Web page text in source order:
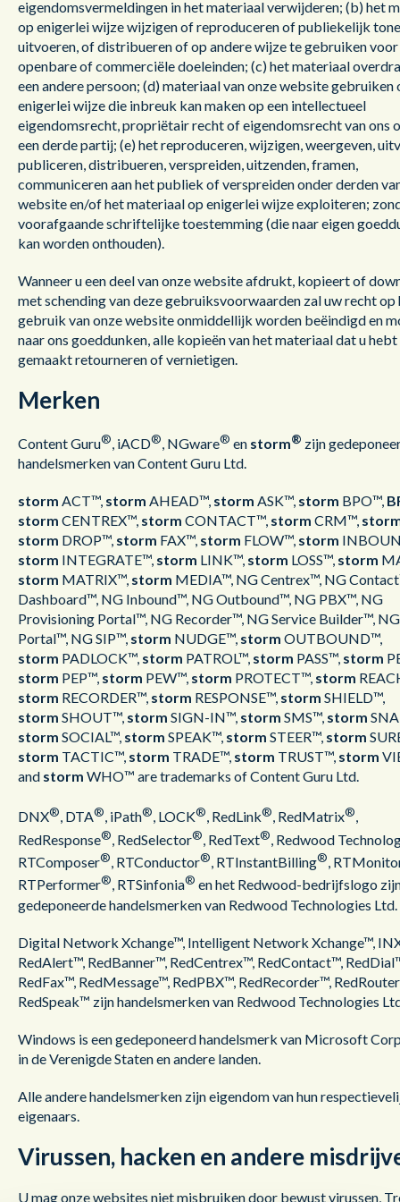
eigendomsvermeldingen in het materiaal verwijderen; (b) het
op enigerlei wijze wijzigen of reproduceren of publiekelijk
uitvoeren, of distribueren of op andere wijze te gebruiken voor
openbare of commerciële doeleinden; (c) het materiaal
een andere persoon; (d) materiaal van onze website gebruiken
enigerlei wijze die inbreuk kan maken op een intellectueel
eigendomsrecht, propriëtair recht of eigendomsrecht van ons
een derde partij; (e) het reproduceren, wijzigen, weergeven,
publiceren, distribueren, verspreiden, uitzenden, framen,
communiceren aan het publiek of verspreiden onder derden
website en/of het materiaal op enigerlei wijze exploiteren;
voorafgaande schriftelijke toestemming (die naar eigen
kan worden onthouden).
Wanneer u een deel van onze website afdrukt, kopieert of
met schending van deze gebruiksvoorwaarden zal uw recht op
gebruik van onze website onmiddellijk worden beëindigd en
naar ons goeddunken, alle kopieën van het materiaal dat u hebt
gemaakt retourneren of vernietigen.
Merken
Content Guru®, iACD®, NGware® en storm® zijn
handelsmerken van Content Guru Ltd.
storm ACT™, storm AHEAD™, storm ASK™, storm BPO™,
storm CENTREX™, storm CONTACT™, storm CRM™,
storm DROP™, storm FAX™, storm FLOW™, storm
storm INTEGRATE™, storm LINK™, storm LOSS™, storm
storm MATRIX™, storm MEDIA™, NG Centrex™, NG
Dashboard™, NG Inbound™, NG Outbound™, NG PBX™, NG
Provisioning Portal™, NG Recorder™, NG Service Builder™,
Portal™, NG SIP™, storm NUDGE™, storm OUTBOUND™,
storm PADLOCK™, storm PATROL™, storm PASS™, storm
storm PEP™, storm PEW™, storm PROTECT™, storm
storm RECORDER™, storm RESPONSE™, storm SHIELD™,
storm SHOUT™, storm SIGN-IN™, storm SMS™, storm
storm SOCIAL™, storm SPEAK™, storm STEER™, storm
storm TACTIC™, storm TRADE™, storm TRUST™, storm
and storm WHO™ are trademarks of Content Guru Ltd.
DNX®, DTA®, iPath®, LOCK®, RedLink®, RedMatrix®,
RedResponse®, RedSelector®, RedText®, Redwood
RTComposer®, RTConductor®, RTInstantBilling®,
RTPerformer®, RTSinfonia® en het Redwood-bedrijfslogo
gedeponeerde handelsmerken van Redwood Technologies Ltd.
Digital Network Xchange™, Intelligent Network Xchange™,
RedAlert™, RedBanner™, RedCentrex™, RedContact™,
RedFax™, RedMessage™, RedPBX™, RedRecorder™,
RedSpeak™ zijn handelsmerken van Redwood Technologies
Windows is een gedeponeerd handelsmerk van Microsoft
in de Verenigde Staten en andere landen.
Alle andere handelsmerken zijn eigendom van hun
eigenaars.
Virussen, hacken en andere
U mag onze websites niet misbruiken door bewust virussen,